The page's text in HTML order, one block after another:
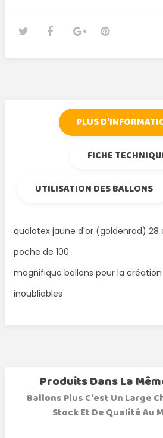
PLUS
FICHE
UTILISATION DES BALLONS
qualatex jaune d'or (goldenrod)
poche de 100
magnifique ballons pour la
inoubliables
Produits Dans La
Ballons Plus C'est Un Large
Stock Et De Qualité Au